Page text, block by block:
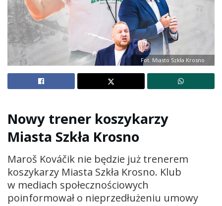
Fot. Miasto Szkła Krosno
Nowy trener koszykarzy
Miasta Szkła Krosno
Maroš Kováčik nie będzie już trenerem
koszykarzy Miasta Szkła Krosno. Klub
w mediach społecznościowych
poinformował o nieprzedłużeniu umowy